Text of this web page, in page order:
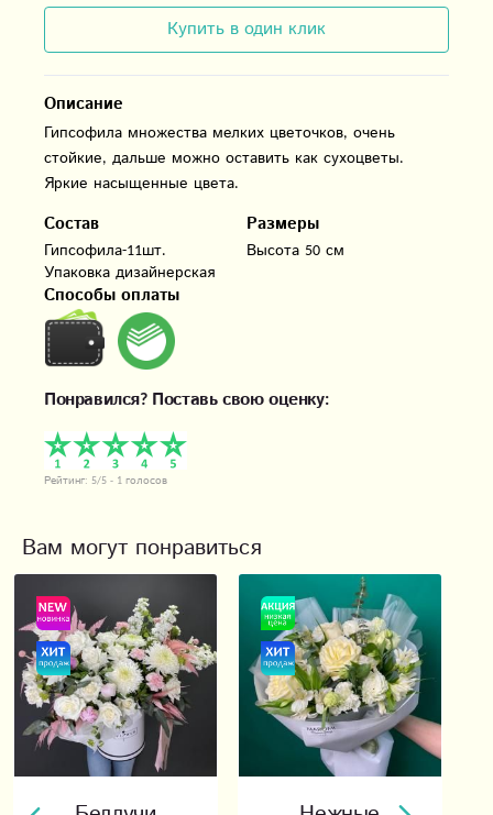
Купить в один клик
Описание
Гипсофила множества мелких цветочков, очень
стойкие, дальше можно оставить как сухоцветы.
Яркие насыщенные цвета.
Состав
Гипсофила-11шт.
Упаковка дизайнерская
Размеры
Высота 50 см
Способы оплаты
Понравился? Поставь свою оценку:
Рейтинг: 5/5 - 1 голосов
Вам могут понравиться